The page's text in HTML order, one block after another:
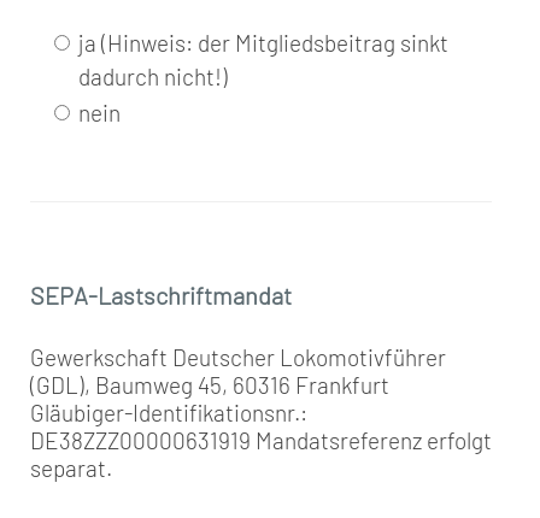
ja (Hinweis: der Mitgliedsbeitrag sinkt
dadurch nicht!)
nein
SEPA-Lastschriftmandat
Gewerkschaft Deutscher Lokomotivführer
(GDL), Baumweg 45, 60316 Frankfurt
Gläubiger-Identifikationsnr.:
DE38ZZZ00000631919 Mandatsreferenz erfolgt
separat.